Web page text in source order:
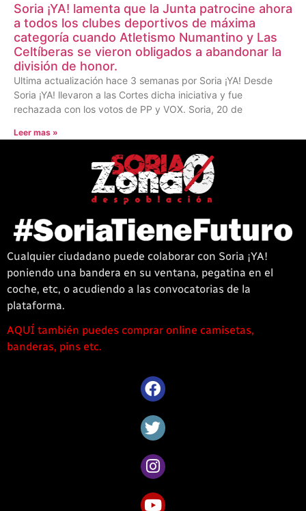
Soria ¡YA! lamenta que la Junta patrocine ahora
a todos los clubes deportivos de máxima
categoría cuando Atletismo Numantino y Las
Celtíberas se vieron obligados a abandonar la
división de honor.
Ultima actualización hace 3 semanas por Soria ¡YA! Desde
Soria ¡YA! llevaron a las Cortes dicha iniciativa y fue
rechazada con los votos de PP y VOX. Soria, 20 de
Leer mas »
Cualquier ciudadano puede colaborar con Soria ¡YA!
poniendo una bandera en su ventana, pegatina en el
coche, etc, o acudiendo a las convocatorias de la
plataforma.
1win
casino
AQUÍ también puedes comprar online camisetas,
banderas, pins etc.